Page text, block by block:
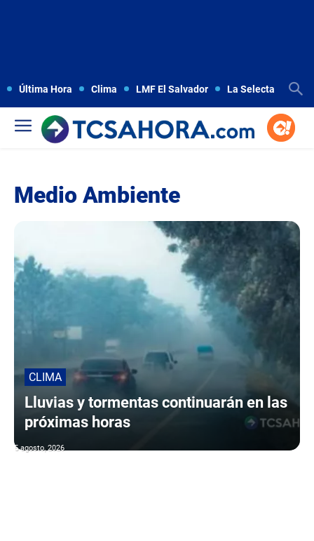
Última Hora Clima LMF El Salvador La Selecta
Medio Ambiente
CLIMA
Lluvias y tormentas continuarán en las
próximas horas
5 agosto, 2026